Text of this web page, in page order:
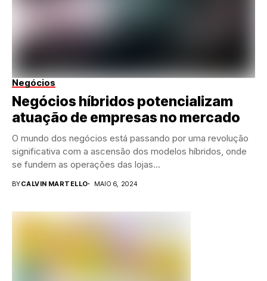
Negócios
Negócios híbridos potencializam
atuação de empresas no mercado
O mundo dos negócios está passando por uma revolução
significativa com a ascensão dos modelos híbridos, onde
se fundem as operações das lojas...
BYCALVIN MARTELLO MAIO 6, 2024